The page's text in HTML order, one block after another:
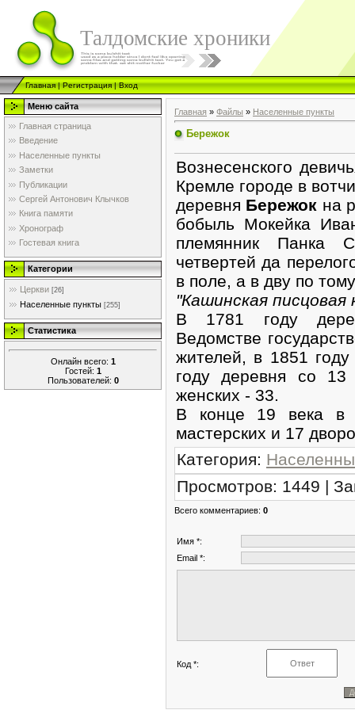
Талдомские хроники
Главная|Регистрация|Вход
Меню сайта
Главная страница
Введение
Населенные пункты
Заметки
Публикации
Сергей Антонович Клычков
Книга памяти
Хронограф
Гостевая книга
Категории
Церкви [26]
Населенные пункты [255]
Статистика
Онлайн всего: 1
Гостей: 1
Пользователей: 0
Главная » Файлы » Населенные пункты
Бережок
Вознесенского
Кремле городе в
деревня Бережок на
бобыль Мокейка
племянник Панка
четвертей да
в поле, а в дву по
"Кашинская писцовая
В 1781 году
Ведомстве
жителей, в 1851
году деревня со
женских - 33.
В конце 19 века в
мастерских и 17
Категория:
Просмотров: 1449 |
Всего комментариев: 0
Имя *:
Email *:
Код *: